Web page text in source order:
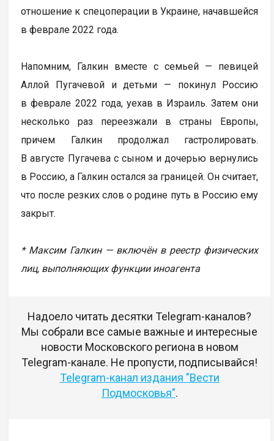
отношение к спецоперации в Украине, начавшейся
в феврале 2022 года.
Напомним, Галкин вместе с семьей — певицей
Аллой Пугачевой и детьми — покинул Россию
в феврале 2022 года, уехав в Израиль. Затем они
несколько раз переезжали в страны Европы,
причем Галкин продолжал гастролировать.
В августе Пугачева с сыном и дочерью вернулись
в Россию, а Галкин остался за границей. Он считает,
что после резких слов о родине путь в Россию ему
закрыт.
* Максим Галкин — включён в реестр физических
лиц, выполняющих функции иноагента
Надоело читать десятки Telegram-каналов?
Мы собрали все самые важные и интересные
новости Московского региона в новом
Telegram-канале. Не пропусти, подписывайся!
Telegram-канал издания "Вести
Подмосковья".